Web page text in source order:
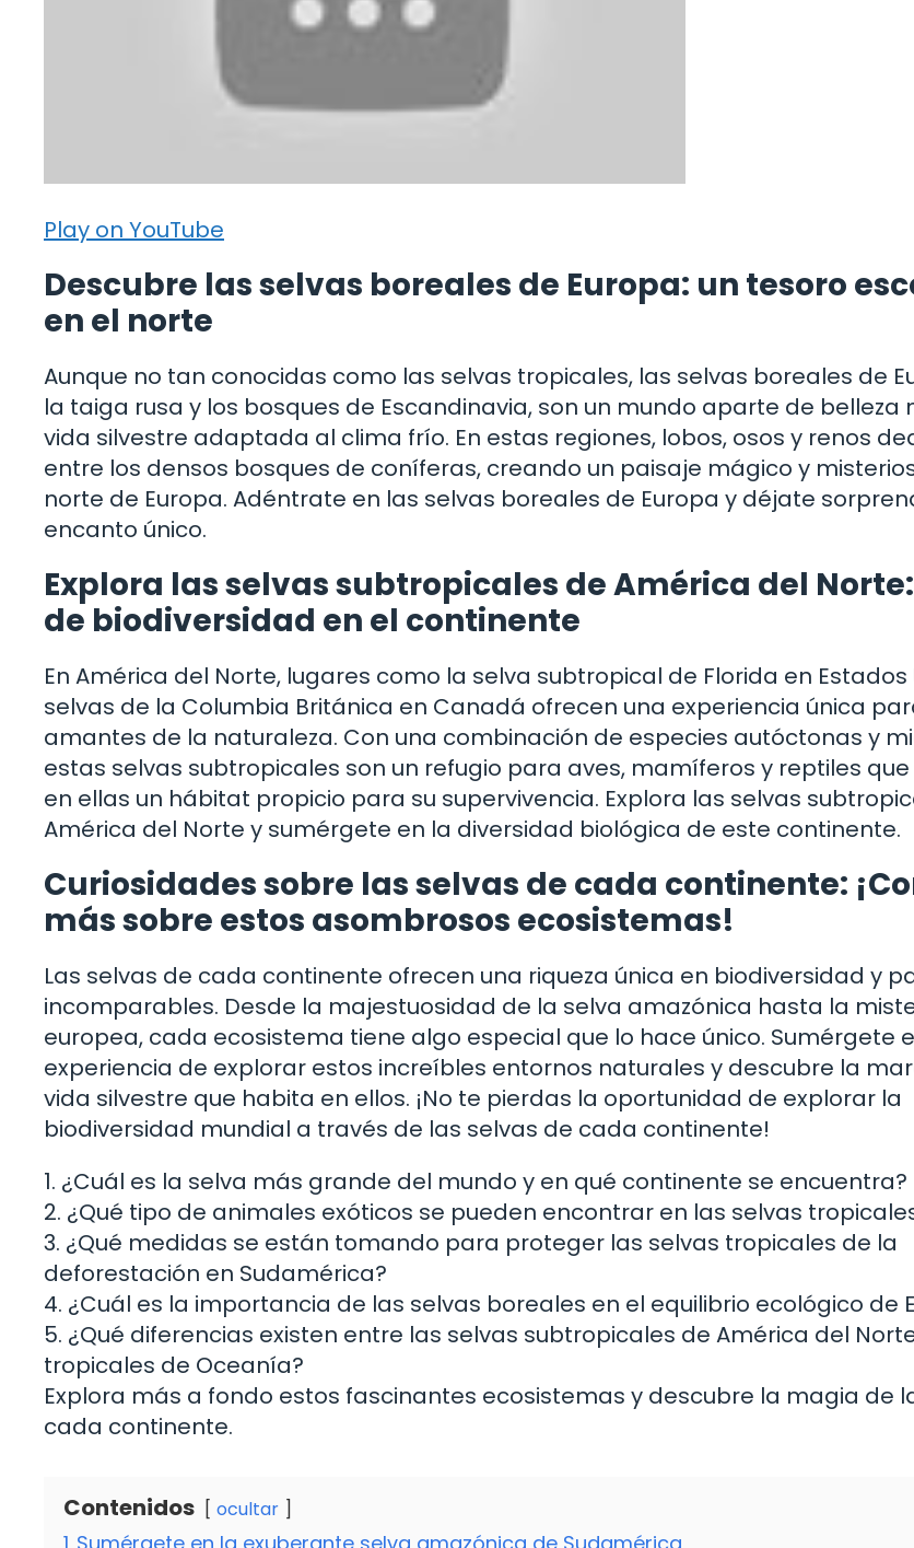
Play on YouTube
Descubre las selvas boreales de Europa: un tesoro
en el norte
Aunque no tan conocidas como las selvas tropicales, las selvas boreales de
la taiga rusa y los bosques de Escandinavia, son un mundo aparte de belleza
vida silvestre adaptada al clima frío. En estas regiones, lobos, osos y renos
entre los densos bosques de coníferas, creando un paisaje mágico y
norte de Europa. Adéntrate en las selvas boreales de Europa y déjate
encanto único.
Explora las selvas subtropicales de América del
de biodiversidad en el continente
En América del Norte, lugares como la selva subtropical de Florida en Estados
selvas de la Columbia Británica en Canadá ofrecen una experiencia única
amantes de la naturaleza. Con una combinación de especies autóctonas y
estas selvas subtropicales son un refugio para aves, mamíferos y reptiles
en ellas un hábitat propicio para su supervivencia. Explora las selvas
América del Norte y sumérgete en la diversidad biológica de este continente.
Curiosidades sobre las selvas de cada continente:
más sobre estos asombrosos ecosistemas!
Las selvas de cada continente ofrecen una riqueza única en biodiversidad y
incomparables. Desde la majestuosidad de la selva amazónica hasta la
europea, cada ecosistema tiene algo especial que lo hace único. Sumérgete
experiencia de explorar estos increíbles entornos naturales y descubre la
vida silvestre que habita en ellos. ¡No te pierdas la oportunidad de explorar la
biodiversidad mundial a través de las selvas de cada continente!
1. ¿Cuál es la selva más grande del mundo y en qué continente se encuentra?
2. ¿Qué tipo de animales exóticos se pueden encontrar en las selvas
3. ¿Qué medidas se están tomando para proteger las selvas tropicales de la
deforestación en Sudamérica?
4. ¿Cuál es la importancia de las selvas boreales en el equilibrio ecológico de
5. ¿Qué diferencias existen entre las selvas subtropicales de América del
tropicales de Oceanía?
Explora más a fondo estos fascinantes ecosistemas y descubre la magia de
cada continente.
Contenidos ocultar